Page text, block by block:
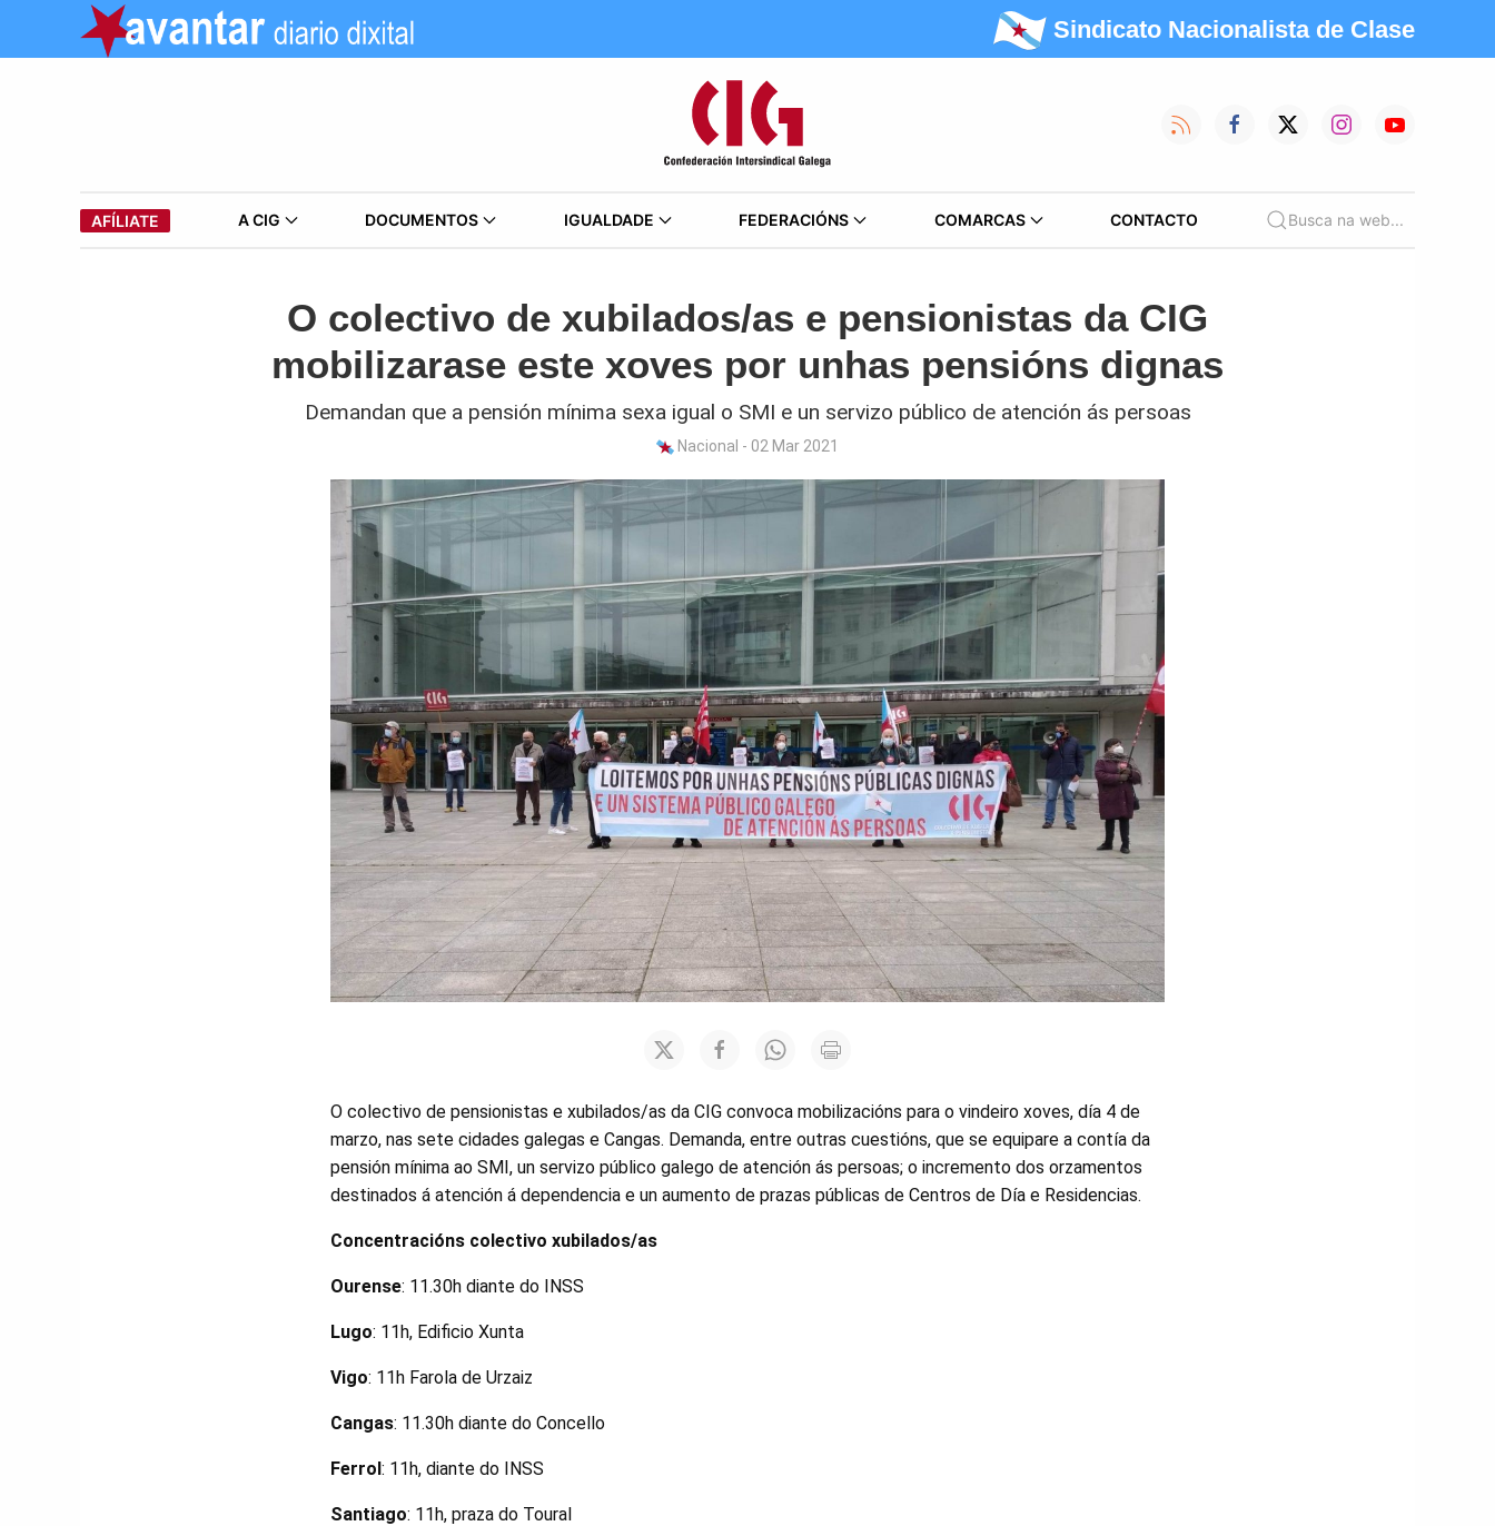
Sindicato Nacionalista de Clase
AFÍLIATE A CIG DOCUMENTOS IGUALDADE FEDERACIÓNS COMARCAS CONTACTO Busca na web...
O colectivo de xubilados/as e pensionistas da CIG
mobilizarase este xoves por unhas pensións dignas
Demandan que a pensión mínima sexa igual o SMI e un servizo público de atención ás persoas
Nacional - 02 Mar 2021
O colectivo de pensionistas e xubilados/as da CIG convoca mobilizacións para o vindeiro xoves, día 4 de
marzo, nas sete cidades galegas e Cangas. Demanda, entre outras cuestións, que se equipare a contía da
pensión mínima ao SMI, un servizo público galego de atención ás persoas; o incremento dos orzamentos
destinados á atención á dependencia e un aumento de prazas públicas de Centros de Día e Residencias.
Concentracións colectivo xubilados/as
Ourense: 11.30h diante do INSS
Lugo: 11h, Edificio Xunta
Vigo: 11h Farola de Urzaiz
Cangas: 11.30h diante do Concello
Ferrol: 11h, diante do INSS
Santiago: 11h, praza do Toural